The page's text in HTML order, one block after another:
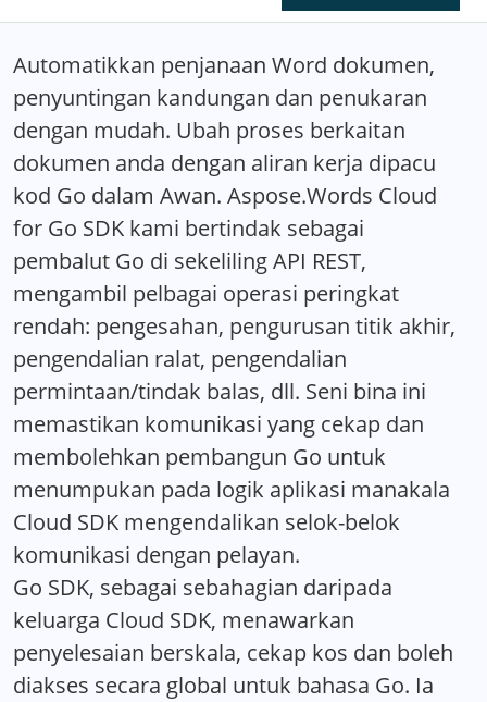
Automatikkan penjanaan Word dokumen,
penyuntingan kandungan dan penukaran
dengan mudah. Ubah proses berkaitan
dokumen anda dengan aliran kerja dipacu
kod Go dalam Awan. Aspose.Words Cloud
for Go SDK kami bertindak sebagai
pembalut Go di sekeliling API REST,
mengambil pelbagai operasi peringkat
rendah: pengesahan, pengurusan titik akhir,
pengendalian ralat, pengendalian
permintaan/tindak balas, dll. Seni bina ini
memastikan komunikasi yang cekap dan
membolehkan pembangun Go untuk
menumpukan pada logik aplikasi manakala
Cloud SDK mengendalikan selok-belok
komunikasi dengan pelayan.
Go SDK, sebagai sebahagian daripada
keluarga Cloud SDK, menawarkan
penyelesaian berskala, cekap kos dan boleh
diakses secara global untuk bahasa Go. Ia